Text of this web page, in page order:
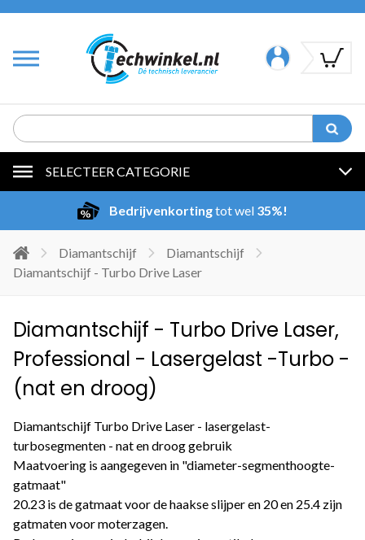
SELECTEER CATEGORIE
Bedrijvenkortingtot wel 35%!
Diamantschijf
Diamantschijf
Diamantschijf - Turbo Drive Laser
Diamantschijf - Turbo Drive Laser,
Professional - Lasergelast -Turbo -
(nat en droog)
Diamantschijf Turbo Drive Laser - lasergelast-
turbosegmenten - nat en droog gebruik
Maatvoering is aangegeven in "diameter-segmenthoogte-
gatmaat"
20.23 is de gatmaat voor de haakse slijper en 20 en 25.4 zijn
gatmaten voor moterzagen.